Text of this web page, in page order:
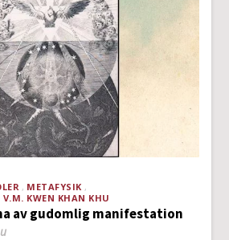
METAFYSIK
V.M. KWEN KHAN KHU
av gudomlig manifestation